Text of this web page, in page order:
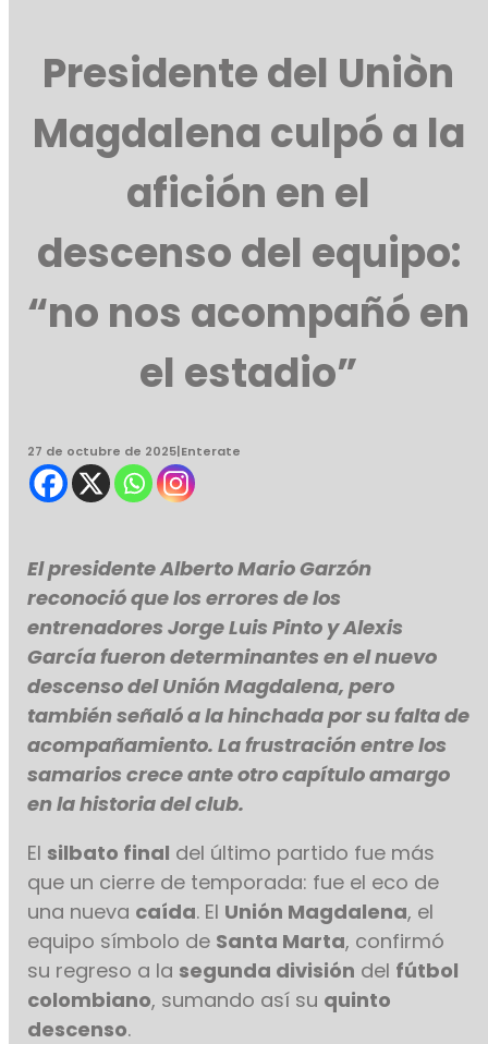
Presidente del Uniòn
Magdalena culpó a la
afición en el
descenso del equipo:
“no nos acompañó en
el estadio”
27 de octubre de 2025|Enterate
El presidente Alberto Mario Garzón
reconoció que los errores de los
entrenadores Jorge Luis Pinto y Alexis
García fueron determinantes en el nuevo
descenso del Unión Magdalena, pero
también señaló a la hinchada por su falta de
acompañamiento. La frustración entre los
samarios crece ante otro capítulo amargo
en la historia del club.
El silbato final del último partido fue más
que un cierre de temporada: fue el eco de
una nueva caída. El Unión Magdalena, el
equipo símbolo de Santa Marta, confirmó
su regreso a la segunda división del fútbol
colombiano, sumando así su quinto
descenso.